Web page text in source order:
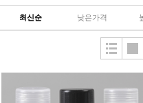
최신순 낮은가격